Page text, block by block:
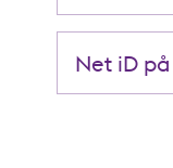
Net iD